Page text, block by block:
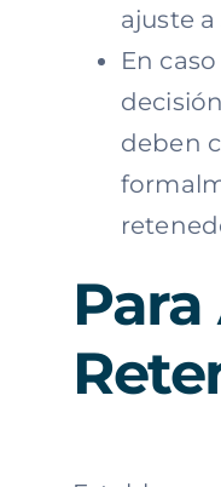
ajuste
En
deben